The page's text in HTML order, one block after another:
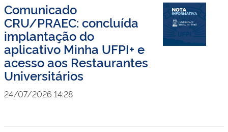
Comunicado
CRU/PRAEC: concluída
implantação do
aplicativo Minha UFPI+ e
acesso aos Restaurantes
Universitários
24/07/2026 14:28